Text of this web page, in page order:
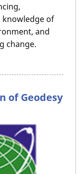
of
and
change.
of Geodesy